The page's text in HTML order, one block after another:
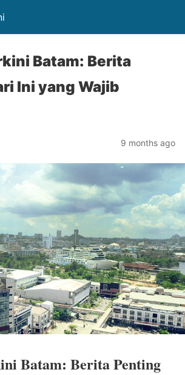
Batam: Berita
Ini yang Wajib
9 months ago
Batam: Berita Penting